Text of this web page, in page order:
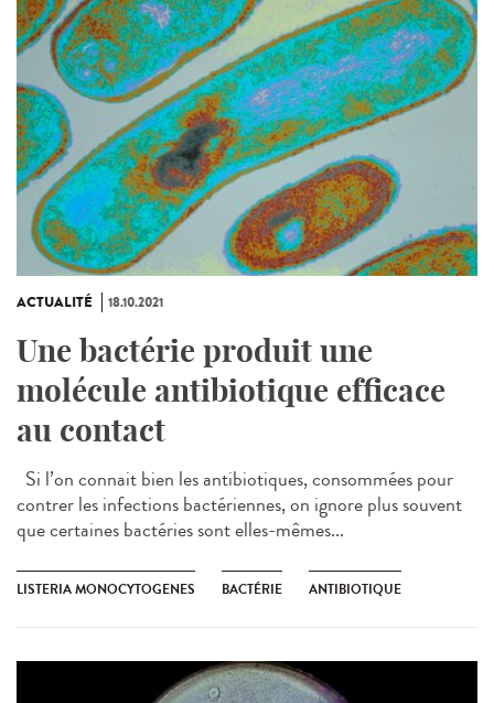
ACTUALITÉ 18.10.2021
Une bactérie produit une
molécule antibiotique efficace
au contact
Si l’on connait bien les antibiotiques, consommées pour
contrer les infections bactériennes, on ignore plus souvent
que certaines bactéries sont elles-mêmes...
LISTERIA MONOCYTOGENES BACTÉRIE ANTIBIOTIQUE